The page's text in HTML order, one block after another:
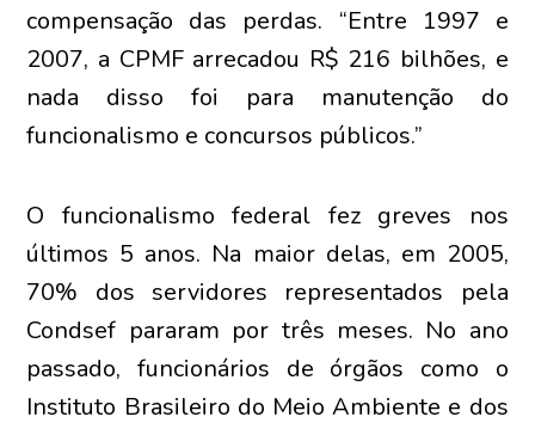
compensação das perdas. “Entre 1997 e
2007, a CPMF arrecadou R$ 216 bilhões, e
nada disso foi para manutenção do
funcionalismo e concursos públicos.”
O funcionalismo federal fez greves nos
últimos 5 anos. Na maior delas, em 2005,
70% dos servidores representados pela
Condsef pararam por três meses. No ano
passado, funcionários de órgãos como o
Instituto Brasileiro do Meio Ambiente e dos